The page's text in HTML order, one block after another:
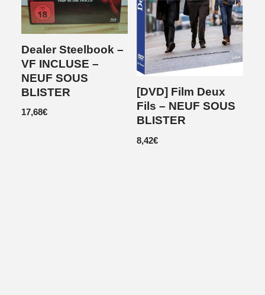
Dealer Steelbook –
VF INCLUSE –
NEUF SOUS
BLISTER
17,68€
[DVD] Film Deux
Fils – NEUF SOUS
BLISTER
8,42€